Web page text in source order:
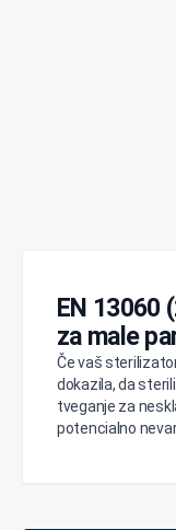
EN 13060
za male
Če vaš
dokazila, da
tveganje za
potencialno